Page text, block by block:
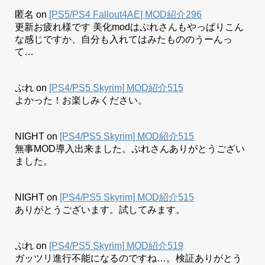
匿名 on [PS5/PS4 Fallout4AE] MOD紹介296
更新お疲れ様です 美化modはぷれさんもやっぱりこん
な感じですか、自分も入れてはみたもののうーんっ
て…
ぷれ on [PS4/PS5 Skyrim] MOD紹介515
よかった！お楽しみください。
NIGHT on [PS4/PS5 Skyrim] MOD紹介515
無事MOD導入出来ました。ぷれさんありがとうござい
ました。
NIGHT on [PS4/PS5 Skyrim] MOD紹介515
ありがとうございます。試してみます。
ぷれ on [PS4/PS5 Skyrim] MOD紹介519
ガッツリ進行不能になるのですね…。検証ありがとう